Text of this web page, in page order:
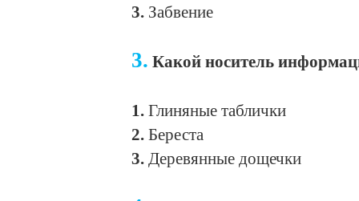
3. Забвение
3. Какой носитель
1. Глиняные таблички
2. Береста
3. Деревянные дощечки